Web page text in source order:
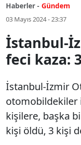
Haberler - Gündem
03 Mayıs 2024 - 23:37
İstanbul-
feci kaza:
İstanbul-İzmir
otomobildekiler
kişilere, başka
kişi öldü, 3 kişi